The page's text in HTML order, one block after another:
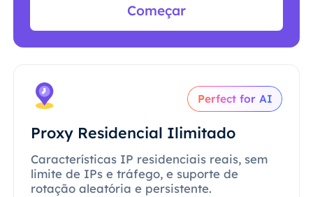
Começar
Perfect for AI
Proxy Residencial Ilimitado
Características IP residenciais reais, sem
limite de IPs e tráfego, e suporte de
rotação aleatória e persistente.